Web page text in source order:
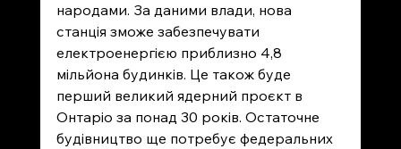
народами. За даними влади, нова
станція зможе забезпечувати
електроенергією приблизно 4,8
мільйона будинків. Це також буде
перший великий ядерний проєкт в
Онтаріо за понад 30 років. Остаточне
будівництво ще потребує федеральних